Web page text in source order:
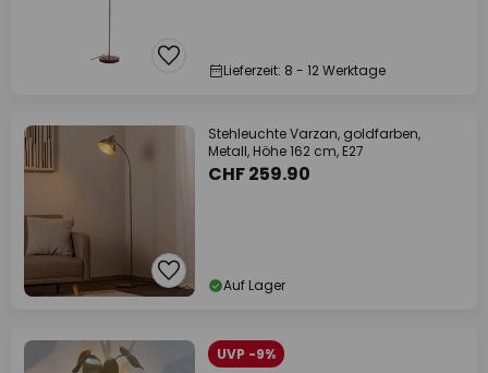
Lieferzeit: 8 - 12 Werktage
Stehleuchte Varzan, goldfarben,
Metall, Höhe 162 cm, E27
CHF 259.90
Auf Lager
UVP -9%